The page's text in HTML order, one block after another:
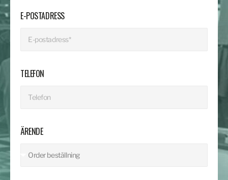
E-POSTADRESS
TELEFON
ÄRENDE